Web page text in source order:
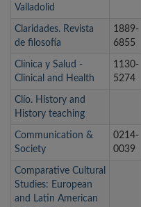
Valladolid
Claridades. Revista
de filosofía
1889-
6855
Clínica y Salud -
Clinical and Health
1130-
5274
Clío. History and
History teaching
Communication &
Society
0214-
0039
Comparative Cultural
Studies: European
and Latin American